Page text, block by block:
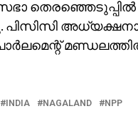
പിസിസി
INDIA NAGALAND NPP